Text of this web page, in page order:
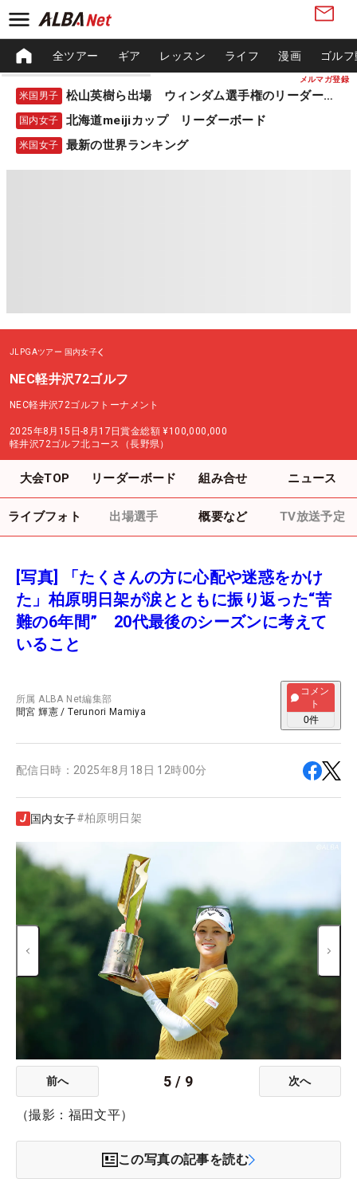
メルマガ登録
全ツアー ギア レッスン ライフ 漫画 ゴル
米国男子 松山英樹ら出場 ウィンダム選手権のリーダーボード
国内女子 北海道meijiカップ リーダーボード
米国女子 最新の世界ランキング
JLPGAツアー 国内女子
NEC軽井沢72ゴルフ
NEC軽井沢72ゴルフトーナメント
2025年8月15日-8月17日賞金総額 ¥100,000,000
軽井沢72ゴルフ北コース（長野県）
大会TOP リーダーボード 組み合せ ニュース
ライブフォト 出場選手 概要など TV放送予定
[写真] 「たくさんの方に心配や迷惑をかけ
た」柏原明日架が涙とともに振り返った“苦
難の6年間” 20代最後のシーズンに考えて
いること
所属ALBA Net編集部
間宮 輝憲 /Terunori Mamiya
コメン
ト
0件
配信日時： 2025年8月18日 12時00分
国内女子#柏原明日架
前へ 5 / 9 次へ
（撮影：福田文平）
この写真の記事を読む